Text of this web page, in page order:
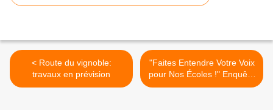
< Route du vignoble:
travaux en prévision
"Faites Entendre Votre Voix
pour Nos Écoles !" Enquête
participative sur la nouvelle